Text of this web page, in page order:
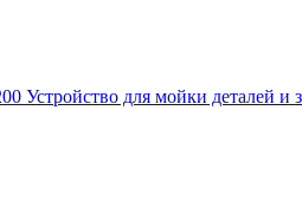
Устройство для мойки деталей и